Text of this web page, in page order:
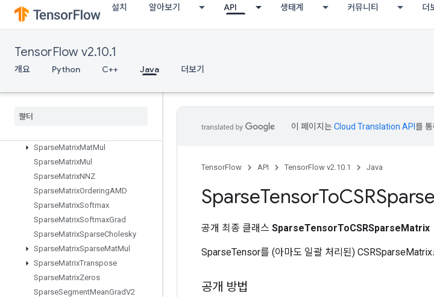
설치 알아보기 API 생태계 커뮤니티 더
TensorFlow v2.10.1
개요 Python C++ Java 더보기
SnapshotDatasetReader
SnapshotNestedDatasetReader
SobolSample
SpaceToBatchNd
SparseBincount
SparseMatrixMatMul
SparseMatrixMul
SparseMatrixNNZ
SparseMatrixOrderingAMD
SparseMatrixSoftmax
SparseMatrixSoftmaxGrad
SparseMatrixSparseCholesky
SparseMatrixSparseMatMul
SparseMatrixTranspose
SparseMatrixZeros
SparseSegmentMeanGradV2
이 페이지는Cloud Translation API 를
TensorFlow API TensorFlow v2.10.1 Java
SparseTensorToCSRSparse
공개 최종 클래스 SparseTensorToCSRSparseMatrix
SparseTensor를 (아마도 일괄 처리된) CSRSparseMatrix
공개 방법